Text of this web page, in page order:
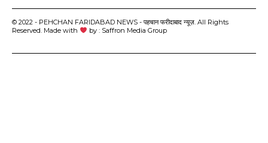
© 2022 - PEHCHAN FARIDABAD NEWS - पहचान फरीदाबाद न्यूज़. All Rights
Reserved. Made with
by : Saffron Media Group